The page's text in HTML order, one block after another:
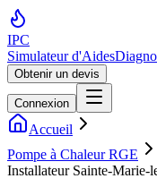
IPC
Simulateur d'Aides
Obtenir un devis
Connexion
Accueil
Pompe à Chaleur RGE
Installateur Sainte-Marie-